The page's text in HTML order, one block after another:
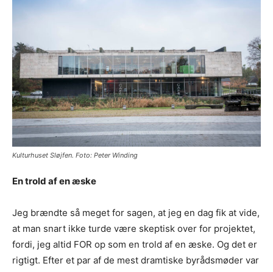
Kulturhuset Sløjfen. Foto: Peter Winding
En trold af en æske
Jeg brændte så meget for sagen, at jeg en dag fik at vide,
at man snart ikke turde være skeptisk over for projektet,
fordi, jeg altid FOR op som en trold af en æske. Og det er
rigtigt. Efter et par af de mest dramtiske byrådsmøder var